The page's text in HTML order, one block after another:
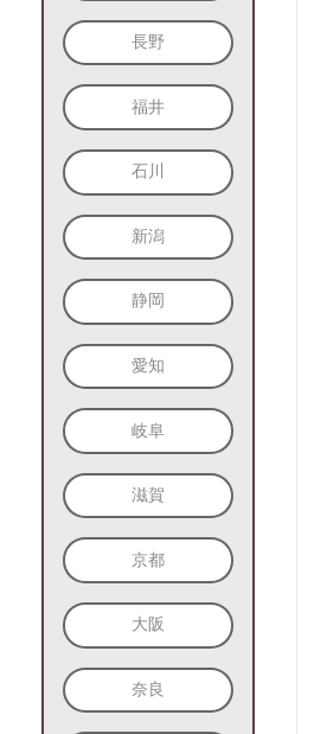
長野
福井
石川
新潟
静岡
愛知
岐阜
滋賀
京都
大阪
奈良